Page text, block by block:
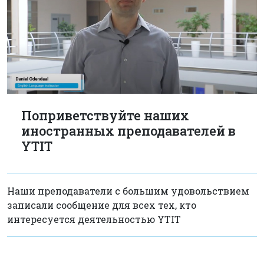
Поприветствуйте наших
иностранных преподавателей в
YTIT
Наши преподаватели с большим удовольствием
записали сообщение для всех тех, кто
интересуется деятельностью YTIT